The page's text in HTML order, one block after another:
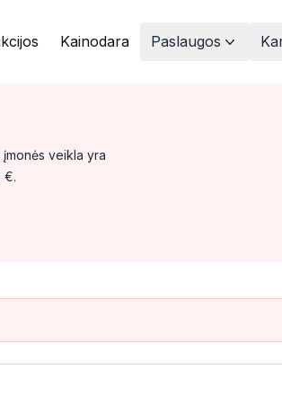
Kainodara Paslaugos
įmonės veikla yra
€.